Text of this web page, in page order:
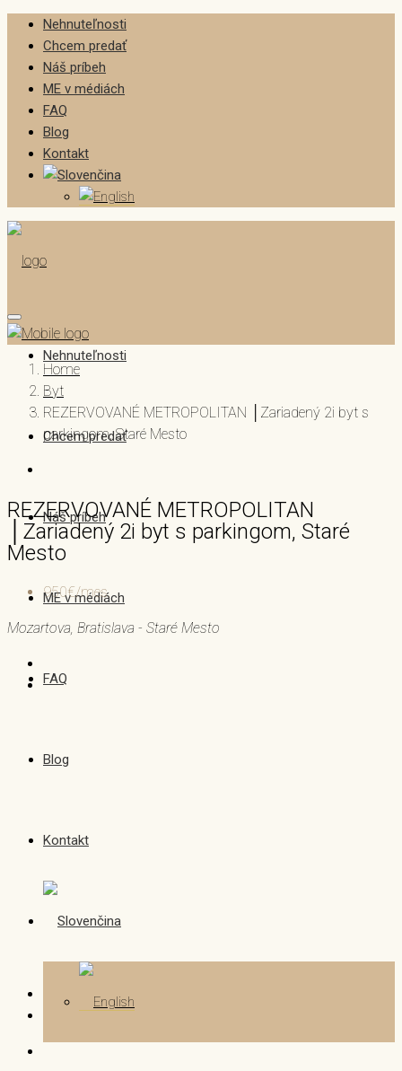
Nehnuteľnosti
Chcem predať
Náš príbeh
ME v médiách
FAQ
Blog
Kontakt
Nehnuteľnosti
Chcem predať
Náš príbeh
ME v médiách
FAQ
Blog
Kontakt
Home
Byt
REZERVOVANÉ METROPOLITAN │Zariadený 2i byt s
parkingom, Staré Mesto
REZERVOVANÉ METROPOLITAN
│Zariadený 2i byt s parkingom, Staré
Mesto
950€/mes.
Mozartova, Bratislava - Staré Mesto